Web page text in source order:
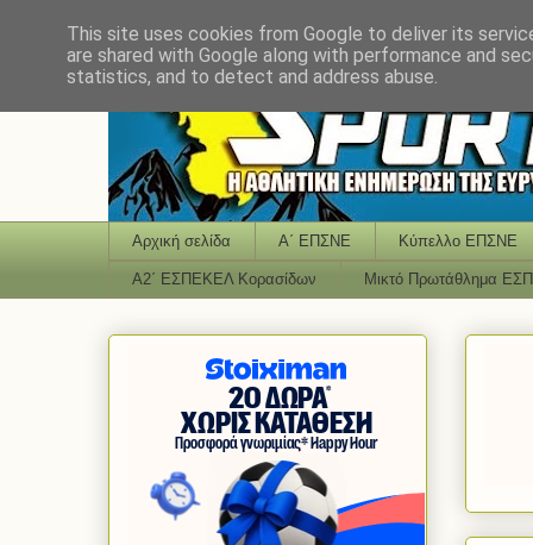
Αρχική σελίδα Α΄ ΕΠΣΝΕ Κύπελλο ΕΠΣΝΕ
Α2΄ ΕΣΠΕΚΕΛ Κορασίδων Μικτό Πρωτάθλημα
This site uses cookies from Google to deliver its
are shared with Google along with performance and
statistics, and to detect and address abuse.